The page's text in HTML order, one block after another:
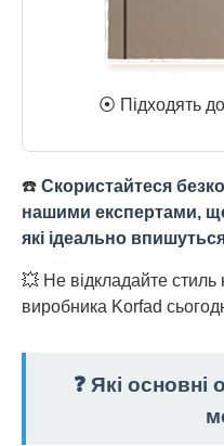
⦿ Підходять до
☎️ Скористайтеся
нашими експертами,
які ідеально
💥 Не відкладайте стиль
виробника Korfad
❓ Які основні